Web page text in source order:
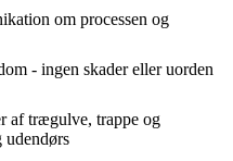
om processen og
- ingen skader eller uorden
af trægulve, trappe og
udendørs